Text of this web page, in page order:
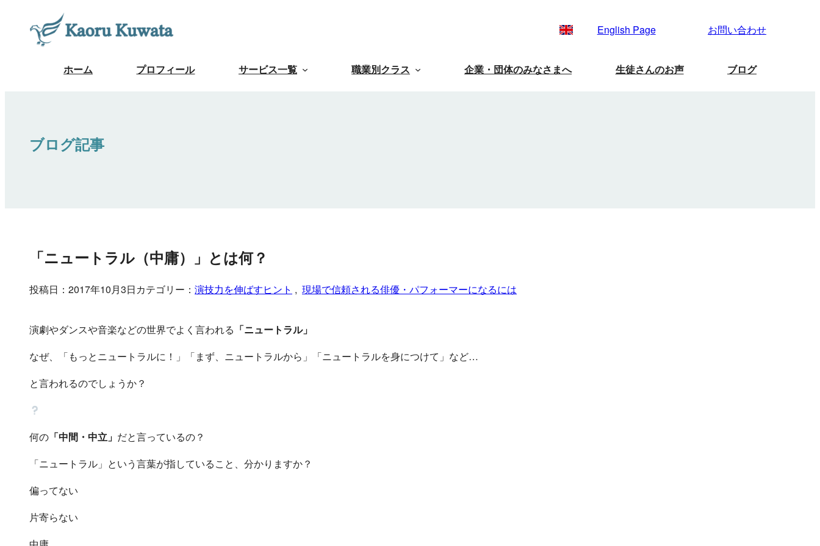
English Page お問い合わせ
ホーム プロフィール サービス一覧 職業別クラス 企業・団体のみなさまへ 生徒さんのお声 ブログ
ブログ記事
「ニュートラル（中庸）」とは何？
投稿日：2017年10月3日カテゴリー： 演技力を伸ばすヒント , 現場で信頼される俳優・パフォーマーになるには
演劇やダンスや音楽などの世界でよく言われる 「ニュートラル」
なぜ、「もっとニュートラルに！」「まず、ニュートラルから」「ニュートラルを身につけて」など…
と言われるのでしょうか？
何の 「中間・中立」 だと言っているの？
「ニュートラル」という言葉が指していること、分かりますか？
偏ってない
片寄らない